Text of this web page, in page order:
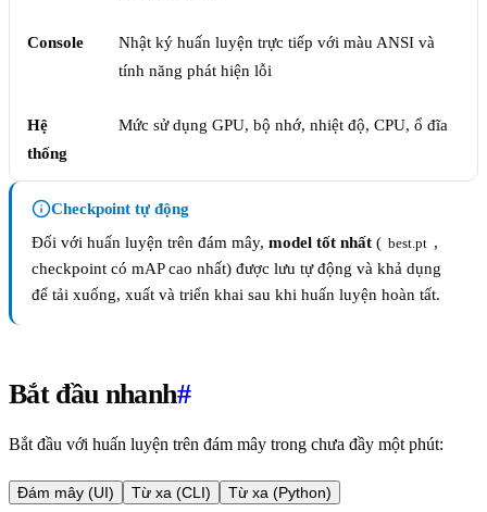
Console
Nhật ký huấn luyện trực tiếp với màu ANSI và
tính năng phát hiện lỗi
Hệ
thống
Mức sử dụng GPU, bộ nhớ, nhiệt độ, CPU, ổ đĩa
Checkpoint tự động
Đối với huấn luyện trên đám mây, model tốt nhất ( best.pt ,
checkpoint có mAP cao nhất) được lưu tự động và khả dụng
để tải xuống, xuất và triển khai sau khi huấn luyện hoàn tất.
Bắt đầu nhanh#
Bắt đầu với huấn luyện trên đám mây trong chưa đầy một phút:
Đám mây (UI) Từ xa (CLI) Từ xa (Python)